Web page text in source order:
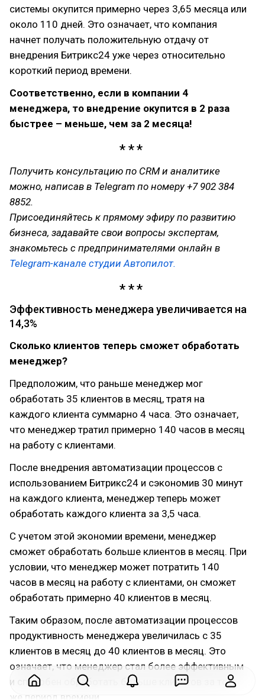
системы окупится примерно через 3,65 месяца или
около 110 дней. Это означает, что компания
начнет получать положительную отдачу от
внедрения Битрикс24 уже через относительно
короткий период времени.
Соответственно, если в компании 4
менеджера, то внедрение окупится в 2 раза
быстрее – меньше, чем за 2 месяца!
Получить консультацию по CRM и аналитике
можно, написав в Telegram по номеру +7 902 384
8852.
Присоединяйтесь к прямому эфиру по развитию
бизнеса, задавайте свои вопросы экспертам,
знакомьтесь с предпринимателями онлайн в
Telegram-канале студии Автопилот.
Эффективность менеджера увеличивается на
14,3%
Сколько клиентов теперь сможет обработать
менеджер?
Предположим, что раньше менеджер мог
обработать 35 клиентов в месяц, тратя на
каждого клиента суммарно 4 часа. Это означает,
что менеджер тратил примерно 140 часов в месяц
на работу с клиентами.
После внедрения автоматизации процессов с
использованием Битрикс24 и сэкономив 30 минут
на каждого клиента, менеджер теперь может
обработать каждого клиента за 3,5 часа.
С учетом этой экономии времени, менеджер
сможет обработать больше клиентов в месяц. При
условии, что менеджер может потратить 140
часов в месяц на работу с клиентами, он сможет
обработать примерно 40 клиентов в месяц.
Таким образом, после автоматизации процессов
продуктивность менеджера увеличилась с 35
клиентов в месяц до 40 клиентов в месяц. Это
означает, что менеджер стал более эффективным
и способен обработать больше клиентов за тот
же период времени.